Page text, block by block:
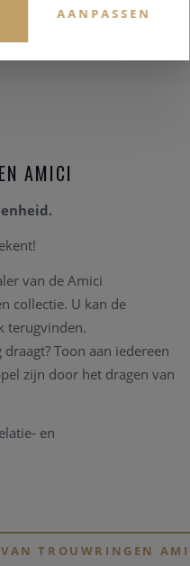
AMICI
van de Amici
collectie. U kan de
terugvinden.
Toon aan iedereen
zijn door het dragen van
en
wil je eindelijk, na zoveel
TROUWRINGEN
AANPASSEN